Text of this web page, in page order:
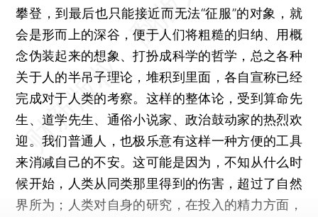
攀登，到最后也只能接近而无法“征服”的对象，就
会是形而上的深谷，便于人们将粗糙的归纳、用概
念伪装起来的想象、打扮成科学的哲学，总之各种
关于人的半吊子理论，堆积到里面，各自宣称已经
完成对于人类的考察。这样的整体论，受到算命先
生、道学先生、通俗小说家、政治鼓动家的热烈欢
迎。我们普通人，也极乐意有这样一种方便的工具
来消减自己的不安。这可能是因为，不知从什么时
候开始，人类从同类那里得到的伤害，超过了自然
界所为；人类对自身的研究，在投入的精力方面，